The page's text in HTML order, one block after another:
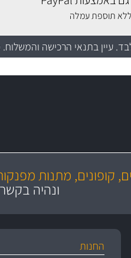
ללא תוספת עמלה
עיין בתנאי הרכישה והמשלוח
קופונים, מתנות
ונהיה בקשר
החנות